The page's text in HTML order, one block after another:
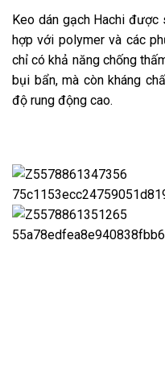
Keo dán gạch Hachi
hợp với polymer và các
chỉ có khả năng chống
bụi bẩn, mà còn kháng
độ rung động cao.